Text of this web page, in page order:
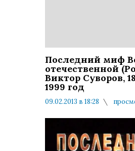
Последний миф
отечественной
Виктор Суворов,
1999 год
09.02.2013 в 18:28